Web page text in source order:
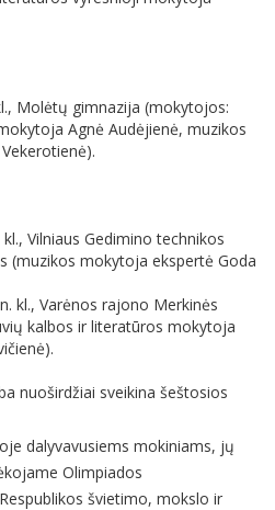
Molėtų gimnazija (mokytojos:
Agnė Audėjienė, muzikos
kl., Vilniaus Gedimino technikos
(muzikos mokytoja ekspertė Goda
kl., Varėnos rajono Merkinės
kalbos ir literatūros mokytoja
nuoširdžiai sveikina šeštosios
dalyvavusiems mokiniams, jų
Olimpiados
švietimo, mokslo ir